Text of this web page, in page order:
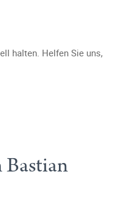
halten. Helfen Sie uns,